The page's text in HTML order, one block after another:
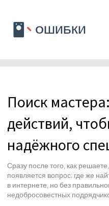
Поиск
действий,
надёжного
Сразу после того, как
появляется вопрос: где же
в интернете, но без
недобросовестных